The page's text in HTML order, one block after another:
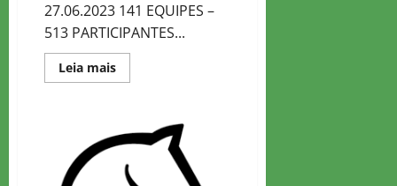
27.06.2023 141 EQUIPES –
513 PARTICIPANTES...
Leia maisRead
more
Marathon
6